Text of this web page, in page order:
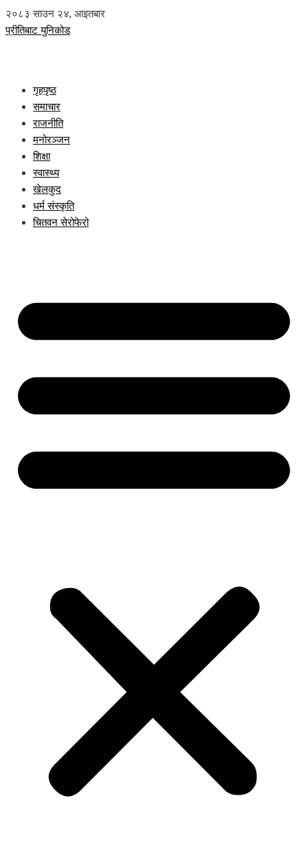
२०८३ साउन २४, आइतबार
प्रीतिबाट युनिकोड
गृहपृष्ठ
समाचार
राजनीति
मनोरञ्जन
शिक्षा
स्वास्थ्य
खेलकुद
धर्म संस्कृति
चितवन सेरोफेरो